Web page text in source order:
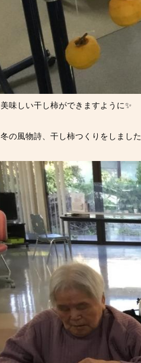
美味しい干し柿ができますように✨
冬の風物詩、干し柿つくりをしました